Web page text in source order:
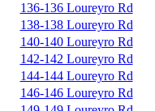
136-136 Loureyro Rd
138-138 Loureyro Rd
140-140 Loureyro Rd
142-142 Loureyro Rd
144-144 Loureyro Rd
146-146 Loureyro Rd